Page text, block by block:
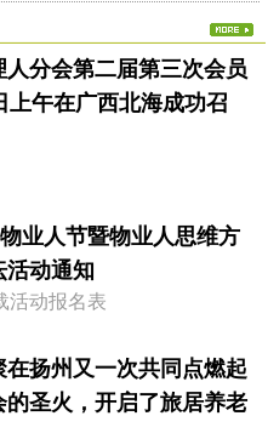
人分会第二届第三次会员
上午在广西北海成功召
业人节暨物业人思维方
活动通知
动报名表
扬州又一次共同点燃起
圣火，开启了旅居养老